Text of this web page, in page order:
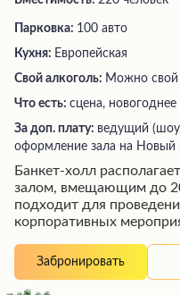
Парковка: 100 авто
Кухня: Европейская
Свой алкоголь: Можно свой
Что есть: сцена,
За доп. плату: ведущий
оформление зала на Новый
Банкет-холл
залом, вмещающим до
подходит для
корпоративных
персоналом, вкусной
выделяется наваристый
чесночной корочкой, а
Забронировать